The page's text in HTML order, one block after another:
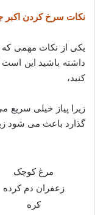
نکات سرخ کردن اکبر
یکی از نکات مهمی که
داشته باشید این
کنید،
زیرا پیاز خیلی سریع
گذارد باعث می شود
مرغ کوچک
زعفران دم کرده
کره